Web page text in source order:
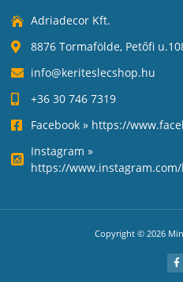
Adriadecor Kft.
8876 Tormafölde, Petőfi
info@keriteslecshop.hu
+36 30 746 7319
Facebook » https://
Instagram »
https://
Copyright © 2026